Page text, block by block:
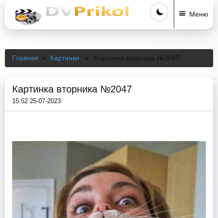
Меню
Главная » Картинки » Картинка вторника №2047
Картинка вторника №2047
15:52 25-07-2023